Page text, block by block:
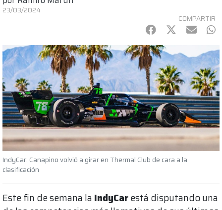
23/03/2024
COMPARTIR
Facebook
Twitter
mail
IndyCar: Canapino volvió a girar en Thermal Club de cara a la
clasificación
Este fin de semana la IndyCarestá disputando una